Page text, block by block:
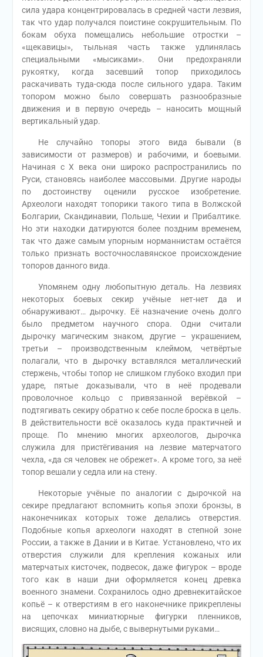
сила удара концентрировалась в средней части лезвия,
так что удар получался поистине сокрушительным. По
бокам обуха помещались небольшие отростки –
«щекавицы», тыльная часть также удлинялась
специальными «мысиками». Они предохраняли
рукоятку, когда засевший топор приходилось
раскачивать туда-сюда после сильного удара. Таким
топором можно было совершать разнообразные
движения и в первую очередь – наносить мощный
вертикальный удар.
Не случайно топоры этого вида бывали (в
зависимости от размеров) и рабочими, и боевыми.
Начиная с Х века они широко распространились по
Руси, становясь наиболее массовыми. Другие народы
по достоинству оценили русское изобретение.
Археологи находят топорики такого типа в Волжской
Болгарии, Скандинавии, Польше, Чехии и Прибалтике.
Но эти находки датируются более поздним временем,
так что даже самым упорным норманнистам остаётся
только признать восточнославянское происхождение
топоров данного вида.
Упомянем одну любопытную деталь. На лезвиях
некоторых боевых секир учёные нет-нет да и
обнаруживают… дырочку. Её назначение очень долго
было предметом научного спора. Одни считали
дырочку магическим знаком, другие – украшением,
третьи – производственным клеймом, четвёртые
полагали, что в дырочку вставлялся металлический
стержень, чтобы топор не слишком глубоко входил при
ударе, пятые доказывали, что в неё продевали
проволочное кольцо с привязанной верёвкой –
подтягивать секиру обратно к себе после броска в цель.
В действительности всё оказалось куда практичней и
проще. По мнению многих археологов, дырочка
служила для пристёгивания на лезвие матерчатого
чехла, «да ся человек не обрежет». А кроме того, за неё
топор вешали у седла или на стену.
Некоторые учёные по аналогии с дырочкой на
секире предлагают вспомнить копья эпохи бронзы, в
наконечниках которых тоже делались отверстия.
Подобные копья археологи находят в степной зоне
России, а также в Дании и в Китае. Установлено, что их
отверстия служили для крепления кожаных или
матерчатых кисточек, подвесок, даже фигурок – вроде
того как в наши дни оформляется конец древка
военного знамени. Сохранилось одно древнекитайское
копьё – к отверстиям в его наконечнике прикреплены
на цепочках миниатюрные фигурки пленников,
висящих, словно на дыбе, с вывернутыми руками…